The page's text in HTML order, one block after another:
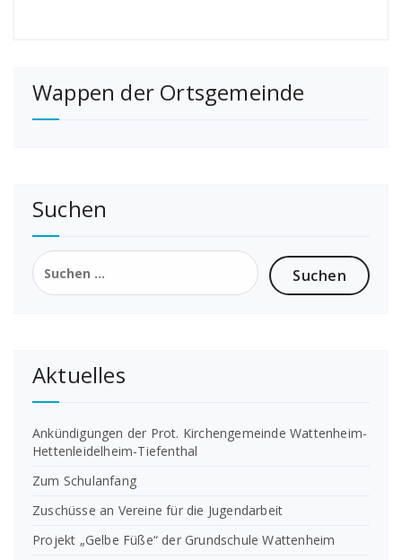
Wappen der Ortsgemeinde
Suchen
Suchen
nach:
Aktuelles
Ankündigungen der Prot. Kirchengemeinde Wattenheim-
Hettenleidelheim-Tiefenthal
Zum Schulanfang
Zuschüsse an Vereine für die Jugendarbeit
Projekt „Gelbe Füße“ der Grundschule Wattenheim